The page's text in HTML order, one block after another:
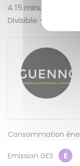
A 15 minutes de
Divisible -
Consommation
Emission GES E